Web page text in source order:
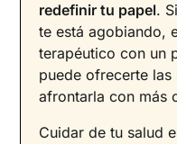
redefinir tu papel.
te está agobiando,
terapéutico con un
puede ofrecerte las
afrontarla con más
Cuidar de tu salud